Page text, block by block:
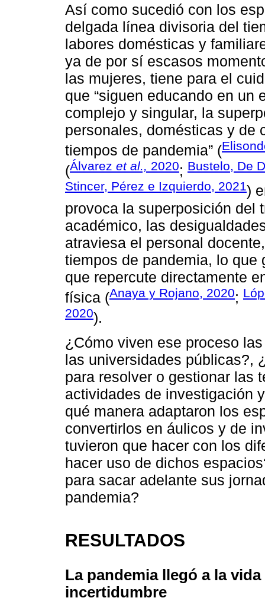
Así como sucedió con los
delgada línea divisoria del
labores domésticas y
ya de por sí escasos
las mujeres, tiene para el
que “siguen educando en un
complejo y singular, la
personales, domésticas y de
tiempos de pandemia” (
(Álvarez et al., 2020; Bustelo, De
Stincer, Pérez e Izquierdo, 2021)
provoca la superposición del
académico, las
atraviesa el personal
tiempos de pandemia, lo que
que repercute directamente
física (Anaya y Rojano, 2020;
2020).
¿Cómo viven ese proceso
las universidades públicas?,
para resolver o gestionar las
actividades de investigación
qué manera adaptaron los
convertirlos en áulicos y de
tuvieron que hacer con los
hacer uso de dichos
para sacar adelante sus
pandemia?
RESULTADOS
La pandemia llegó a la
incertidumbre